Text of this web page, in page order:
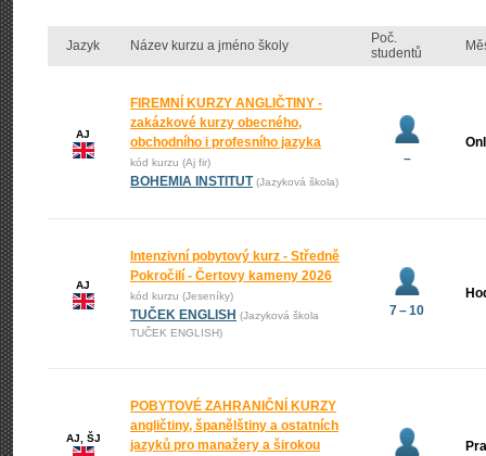
Jazyk Název kurzu a jméno školy
Poč.
studentů
AJ
FIREMNÍ KURZY ANGLIČTINY -
zakázkové kurzy obecného,
obchodního i profesního jazyka
kód kurzu (Aj fir)
BOHEMIA INSTITUT (Jazyková škola)
–
AJ
Intenzivní pobytový kurz - Středně
Pokročilí - Čertovy kameny 2026
kód kurzu (Jeseníky)
TUČEK ENGLISH (Jazyková škola
TUČEK ENGLISH)
7 – 10
AJ, ŠJ
POBYTOVÉ ZAHRANIČNÍ KURZY
angličtiny, španělštiny a ostatních
jazyků pro manažery a širokou